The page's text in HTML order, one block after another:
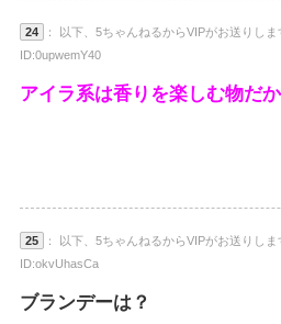
24
： 以下、5ちゃんねるからVIPがお送りし
ID:0upwemY40
アイラ系は香りを楽しむ物だ
25
： 以下、5ちゃんねるからVIPがお送りし
ID:okvUhasCa
ブランデーは？